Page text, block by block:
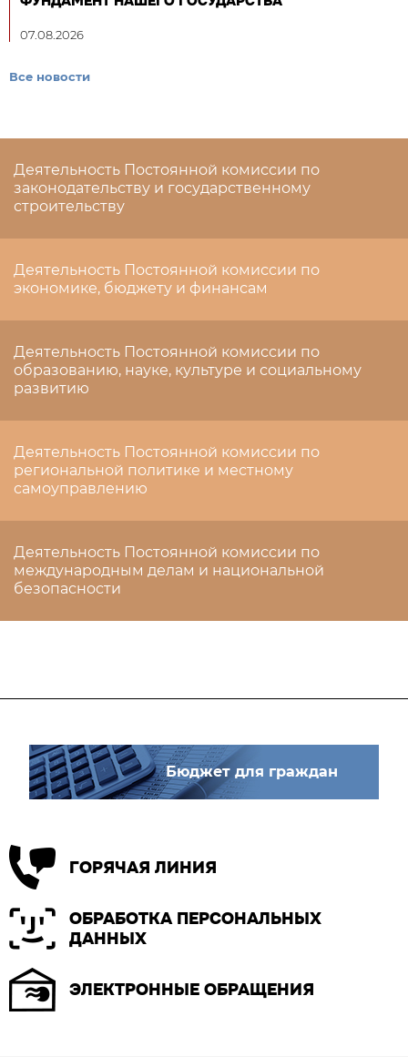
07.08.2026
Все новости
Деятельность Постоянной комиссии по
законодательству и государственному
строительству
Деятельность Постоянной комиссии по
экономике, бюджету и финансам
Деятельность Постоянной комиссии по
образованию, науке, культуре и социальному
развитию
Деятельность Постоянной комиссии по
региональной политике и местному
самоуправлению
Деятельность Постоянной комиссии по
международным делам и национальной
безопасности
Бюджет для граждан
ГОРЯЧАЯ ЛИНИЯ
ОБРАБОТКА ПЕРСОНАЛЬНЫХ
ДАННЫХ
ЭЛЕКТРОННЫЕ ОБРАЩЕНИЯ